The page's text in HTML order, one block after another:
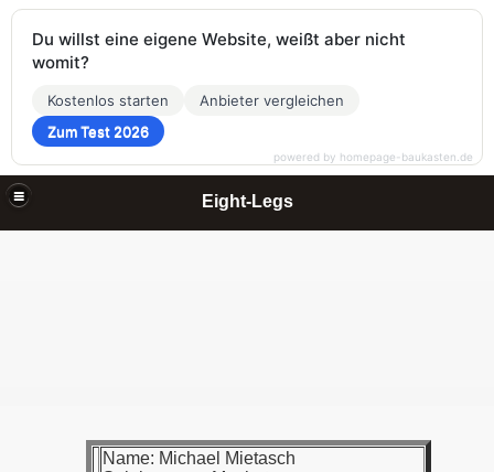
Eight-Legs
Name: Michael Mietasch
Du willst eine eigene Website, weißt aber nicht
womit?
Kostenlos starten
Anbieter vergleichen
Zum Test 2026
powered by homepage-baukasten.de